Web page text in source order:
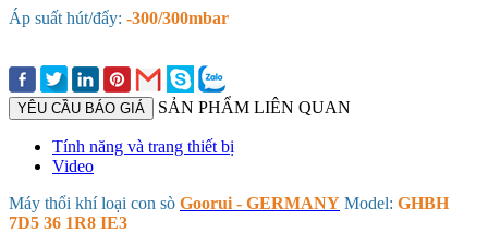
Áp suất hút/đẩy: -300/300mbar
YÊU CẦU BÁO GIÁ SẢN PHẨM LIÊN QUAN
Tính năng và trang thiết bị
Video
Máy thổi khí loại con sò Goorui - GERMANY Model: GHBH
7D5 36 1R8 IE3